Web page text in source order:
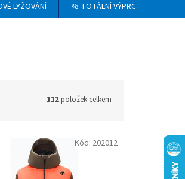
LYŽOVÁNÍ % TOTÁLNÍ VÝPRODEJ
112položek celkem
Kód: 202012